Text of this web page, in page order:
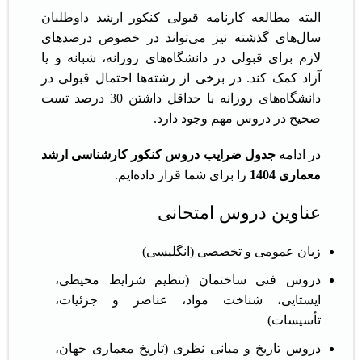
البته مطالعه کارنامه قبولی کنکور ارشد داوطلبان
سال‌های گذشته نیز می‌تواند در خصوص درصدهای
لازم برای قبولی در دانشگاه‌های روزانه، شبانه و یا
آزاد کمک کند. در برخی از رشته‌ها احتمال قبولی در
دانشگاه‌های روزانه با حداقل داشتن 30 درصد تست
صحیح در دروس مهم وجود دارد.
در ادامهجدول ضرایب دروس کنکور کارشناسی ارشد
معماری 1404
را برای شما قرار داده‌ایم.
عناوین دروس امتحانی
زبان عمومی و تخصصی (انگلیسی)
دروس فنی ساختمان (تنظیم شرایط محیطی،
ایستایی، شناخت مواد، عناصر و جزئیات،
تأسیسات)
دروس تاریخ و مبانی نظری (تاریخ معماری جهان،